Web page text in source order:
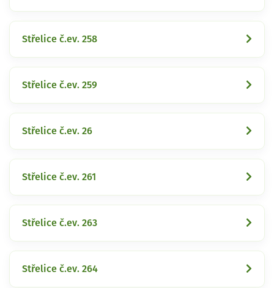
Střelice č.ev. 258
Střelice č.ev. 259
Střelice č.ev. 26
Střelice č.ev. 261
Střelice č.ev. 263
Střelice č.ev. 264